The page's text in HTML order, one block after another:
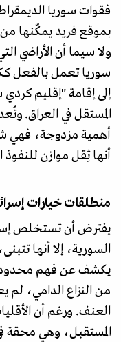
فقوات سوريا
بموقع فريد يمكّنها
ولا سيما أن الأراضي
سوريا تعمل بالفعل
إلى إقامة "إقليم
المستقل في العراق.
أهمية مزدوجة،
أنها ثِقل موازن للنفوذ
منطلقات خيارات
يفترض أن تستخلص
السورية، إلا أنها
يكشف عن فهم محدود
من النزاع الدامي، لم
العنف. ورغم أن
المستقبل، وهي محقة